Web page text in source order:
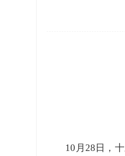
10月28日，